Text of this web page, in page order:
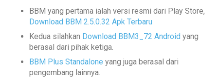
BBM yang pertama ialah versi resmi dari Play Store,
Download BBM 2.5.0.32 Apk Terbaru
Kedua silahkan Download BBM3_72 Android yang
berasal dari pihak ketiga.
BBM Plus Standalone yang juga berasal dari
pengembang lainnya.